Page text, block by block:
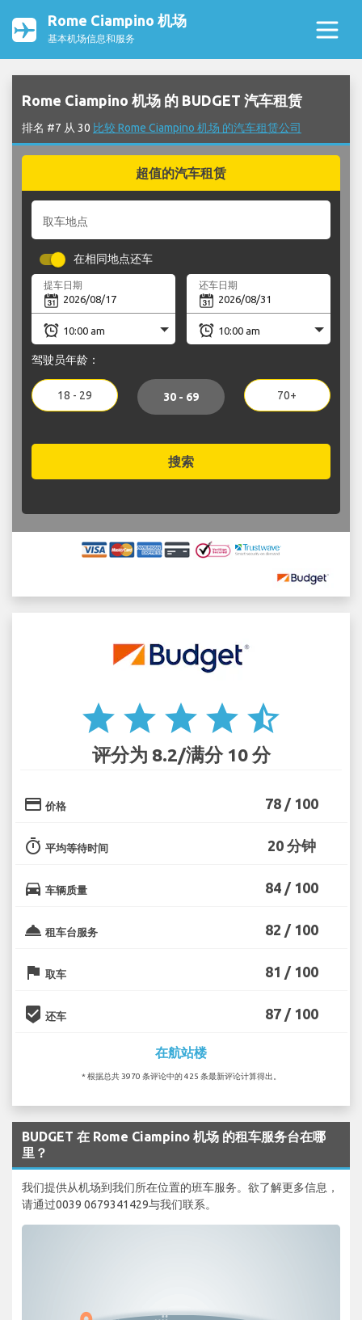
Rome Ciampino 机场
基本机场信息和服务
Rome Ciampino 机场 的 BUDGET 汽车租赁
排名 #7 从 30 比较 Rome Ciampino 机场 的汽车租赁公司
超值的汽车租赁
取车地点
在相同地点还车
提车日期 还车日期
驾驶员年龄：
18 - 29 30 - 69 70+
搜索
star star star star star_half
评分为 8.2/满分 10 分
credit_card 价格 78 / 100
timer 平均等待时间 20 分钟
directions_car 车辆质量 84 / 100
room_service 租车台服务 82 / 100
flag 取车 81 / 100
beenhere 还车 87 / 100
在航站楼
* 根据总共 3970 条评论中的 425 条最新评论计算得出。
BUDGET 在 Rome Ciampino 机场 的租车服务台在哪
里？
我们提供从机场到我们所在位置的班车服务。欲了解更多信息，
请通过0039 0679341429与我们联系。